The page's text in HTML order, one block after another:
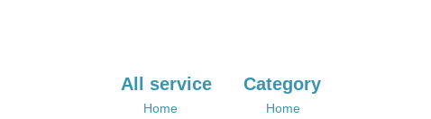
All service
Home
Category
Home